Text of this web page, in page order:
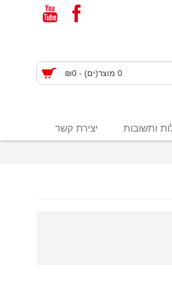
0 מוצר(ים) - ₪0
ותשובות יצירת קשר